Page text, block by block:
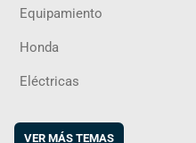
Equipamiento
Honda
Eléctricas
VER MÁS TEMAS